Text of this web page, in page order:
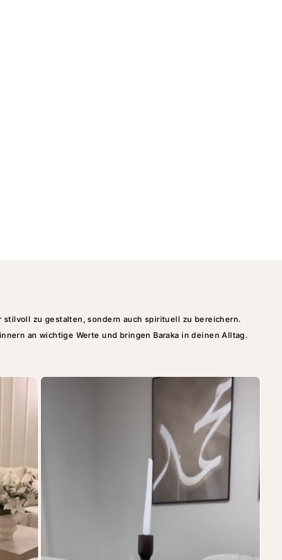
zu gestalten, sondern auch spirituell zu bereichern.
an wichtige Werte und bringen Baraka in deinen Alltag.